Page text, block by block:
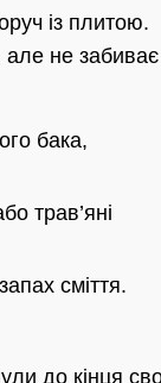
із плитою.
але не забиває
бака,
трав’яні
сміття.
до кінця